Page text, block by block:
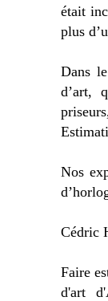
était
plus
Dans
d’art,
Nos
Cédric
Faire
d'art